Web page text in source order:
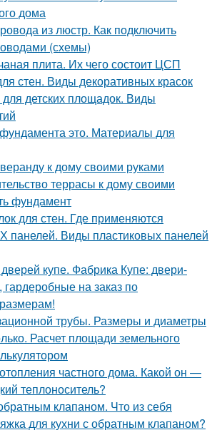
дома
из люстр. Как подключить
(схемы)
плита. Их чего состоит ЦСП
стен. Виды декоративных красок
для детских площадок. Виды
это. Материалы для
к дому своими руками
террасы к дому своими
фундамент
для стен. Где применяются
панелей. Виды пластиковых панелей
купе. Фабрика Купе: двери-
на заказ по
трубы. Размеры и диаметры
Расчет площади земельного
частного дома. Какой он —
теплоноситель?
клапаном. Что из себя
для кухни с обратным клапаном?